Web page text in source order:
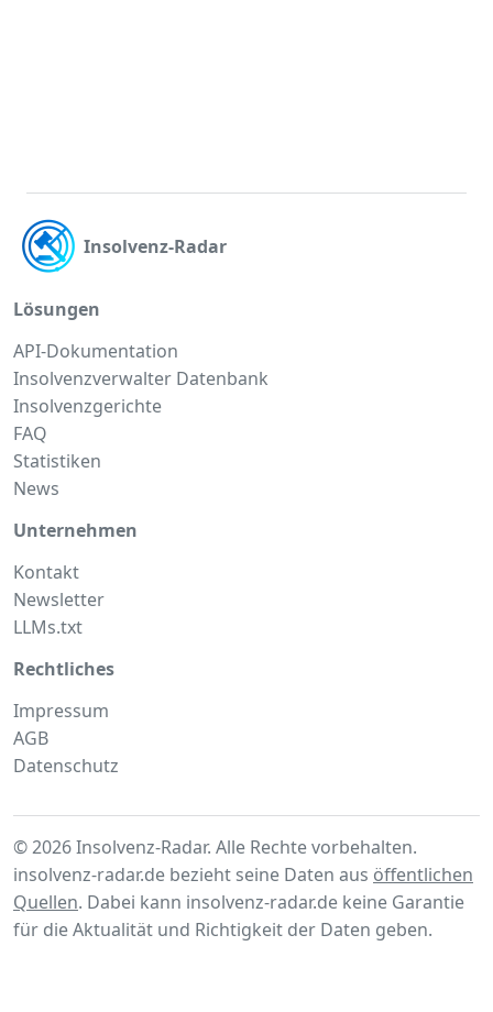
Insolvenz-Radar
Lösungen
API-Dokumentation
Insolvenzverwalter Datenbank
Insolvenzgerichte
FAQ
Statistiken
News
Unternehmen
Kontakt
Newsletter
LLMs.txt
Rechtliches
Impressum
AGB
Datenschutz
© 2026 Insolvenz-Radar. Alle Rechte vorbehalten.
insolvenz-radar.de bezieht seine Daten aus öffentlichen
Quellen. Dabei kann insolvenz-radar.de keine Garantie
für die Aktualität und Richtigkeit der Daten geben.